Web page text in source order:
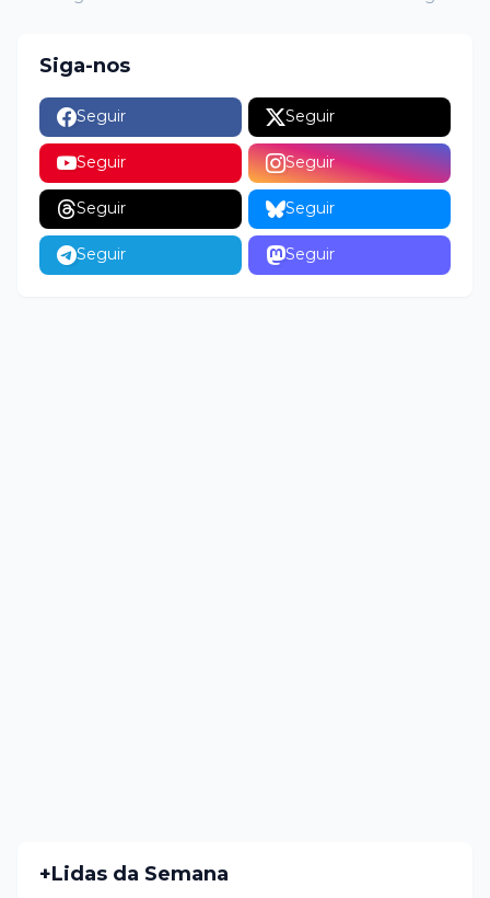
Siga-nos
Seguir Seguir
Seguir Seguir
Seguir Seguir
Seguir Seguir
+Lidas da Semana